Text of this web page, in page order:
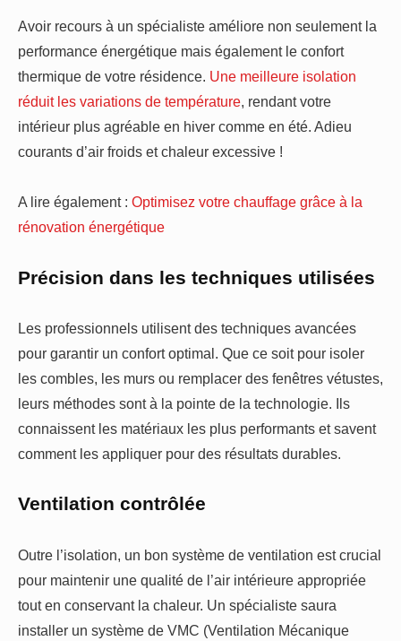
Avoir recours à un spécialiste améliore non seulement la
performance énergétique mais également le confort
thermique de votre résidence. Une meilleure isolation
réduit les variations de température, rendant votre
intérieur plus agréable en hiver comme en été. Adieu
courants d’air froids et chaleur excessive !
A lire également : Optimisez votre chauffage grâce à la
rénovation énergétique
Précision dans les techniques utilisées
Les professionnels utilisent des techniques avancées
pour garantir un confort optimal. Que ce soit pour isoler
les combles, les murs ou remplacer des fenêtres vétustes,
leurs méthodes sont à la pointe de la technologie. Ils
connaissent les matériaux les plus performants et savent
comment les appliquer pour des résultats durables.
Ventilation contrôlée
Outre l’isolation, un bon système de ventilation est crucial
pour maintenir une qualité de l’air intérieure appropriée
tout en conservant la chaleur. Un spécialiste saura
installer un système de VMC (Ventilation Mécanique